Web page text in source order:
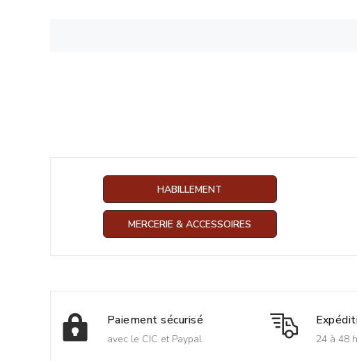
HABILLEMENT
MERCERIE & ACCESSOIRES
Paiement sécurisé
avec le CIC et Paypal 24 à 48